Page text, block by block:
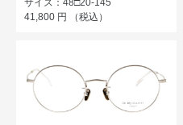
41,800 円 （税込）